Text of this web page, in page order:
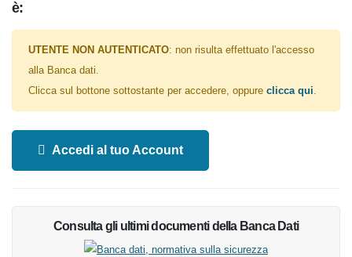
Sei già abbonato? Il motivo per cui non puoi accedere
è:
UTENTE NON AUTENTICATO
alla Banca dati.
Clicca sul bottone sottostante per accedere, oppureclicca qui.
Accedi al tuo Account
Consulta gli ultimi documenti della Banca Dati